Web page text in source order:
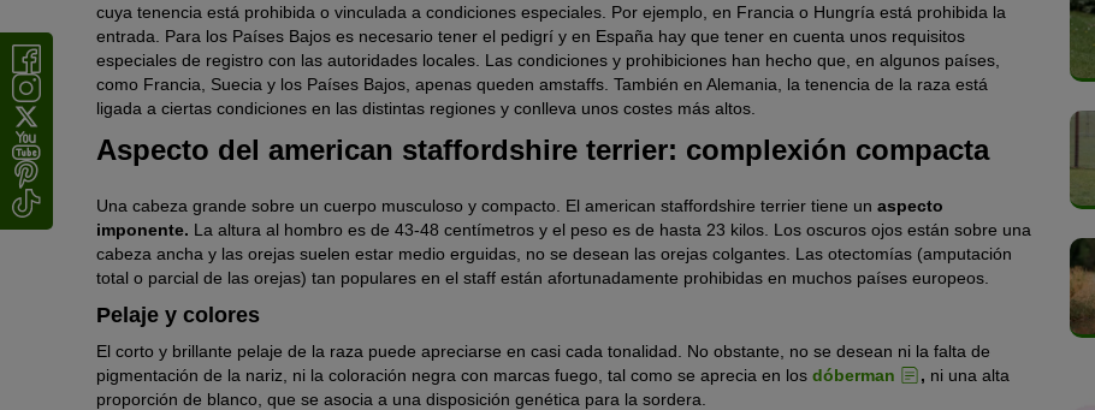
cuya tenencia está prohibida o vinculada a condiciones especiales. Por ejemplo, en Francia o Hungría está prohibida la
entrada. Para los Países Bajos es necesario tener el pedigrí y en España hay que tener en cuenta unos requisitos
especiales de registro con las autoridades locales. Las condiciones y prohibiciones han hecho que, en algunos países,
como Francia, Suecia y los Países Bajos, apenas queden amstaffs. También en Alemania, la tenencia de la raza está
ligada a ciertas condiciones en las distintas regiones y conlleva unos costes más altos.
Aspecto del american staffordshire terrier: complexión compacta
Una cabeza grande sobre un cuerpo musculoso y compacto. El american staffordshire terrier tiene un aspecto
imponente. La altura al hombro es de 43-48 centímetros y el peso es de hasta 23 kilos. Los oscuros ojos están sobre una
cabeza ancha y las orejas suelen estar medio erguidas, no se desean las orejas colgantes. Las otectomías (amputación
total o parcial de las orejas) tan populares en el staff están afortunadamente prohibidas en muchos países europeos.
Pelaje y colores
El corto y brillante pelaje de la raza puede apreciarse en casi cada tonalidad. No obstante, no se desean ni la falta de
pigmentación de la nariz, ni la coloración negra con marcas fuego, tal como se aprecia en los dóberman , ni una alta
proporción de blanco, que se asocia a una disposición genética para la sordera.